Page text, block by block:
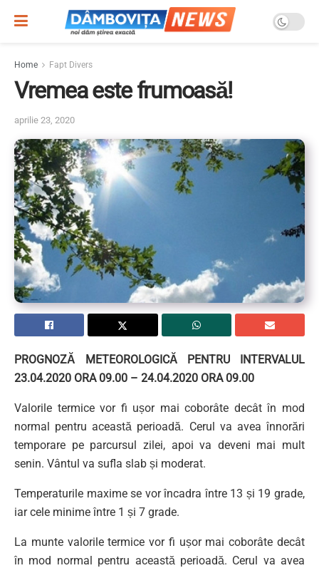
Home Fapt Divers
Vremea este frumoasă!
aprilie 23, 2020
PROGNOZĂ METEOROLOGICĂ PENTRU INTERVALUL
23.04.2020 ORA 09.00 – 24.04.2020 ORA 09.00
Valorile termice vor fi ușor mai coborâte decât în mod
normal pentru această perioadă. Cerul va avea înnorări
temporare pe parcursul zilei, apoi va deveni mai mult
senin. Vântul va sufla slab și moderat.
Temperaturile maxime se vor încadra între 13 și 19 grade,
iar cele minime între 1 și 7 grade.
La munte valorile termice vor fi ușor mai coborâte decât
în mod normal pentru această perioadă. Cerul va avea